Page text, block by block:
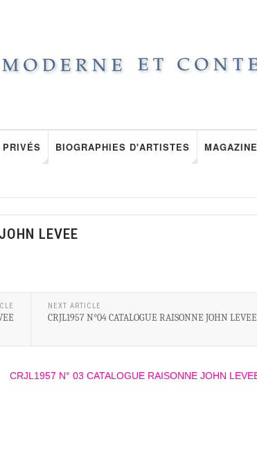
BIOGRAPHIES D'ARTISTES MAGAZINE
LEVEE
NEXT ARTICLE
CRJL1957 N°04 CATALOGUE RAISONNE JOHN LEVEE